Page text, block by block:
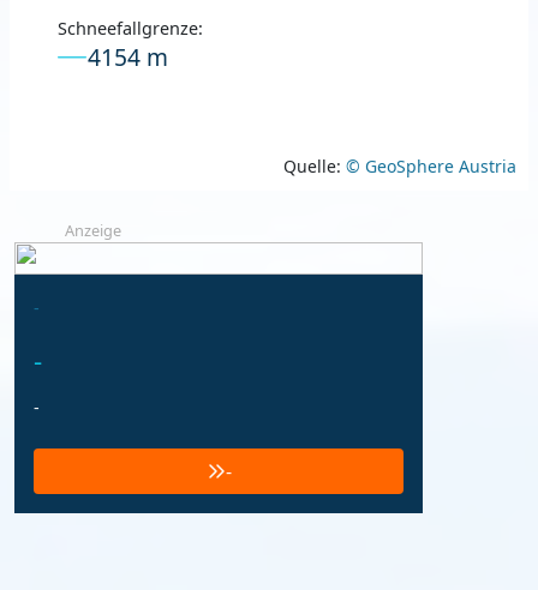
Schneefallgrenze:
4154 m
Quelle: © GeoSphere Austria
Anzeige
-
-
-
-